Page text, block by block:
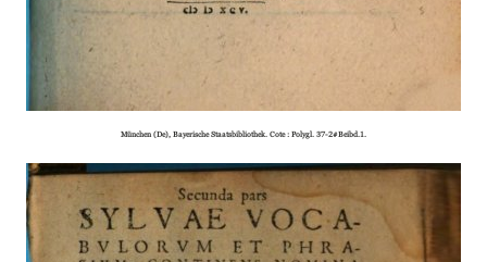
München (De), Bayerische Staatsbibliothek. Cote : Polygl. 37-2#Beibd.1.